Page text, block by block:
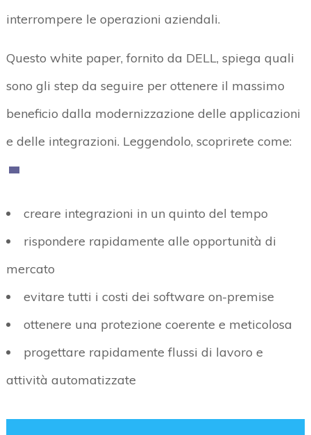
interrompere le operazioni aziendali.
Questo white paper, fornito da DELL, spiega quali
sono gli step da seguire per ottenere il massimo
beneficio dalla modernizzazione delle applicazioni
e delle integrazioni. Leggendolo, scoprirete come:
creare integrazioni in un quinto del tempo
rispondere rapidamente alle opportunità di
mercato
evitare tutti i costi dei software on-premise
ottenere una protezione coerente e meticolosa
progettare rapidamente flussi di lavoro e
attività automatizzate